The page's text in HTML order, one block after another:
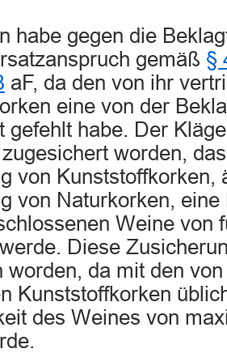
habe gegen die
gemäß §
aF, da den von ihr
eine von der
gefehlt habe. Der
worden,
von Kunststoffkorken,
von Naturkorken,
Weine von
Diese
worden, da mit den
Kunststoffkorken
des Weines von